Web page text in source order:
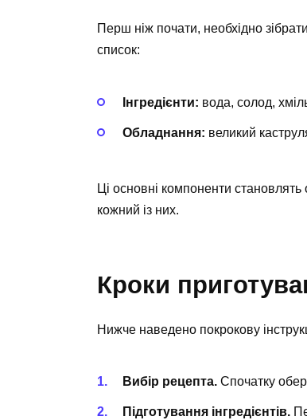
Перш ніж почати, необхідно
список:
Інгредієнти: вода, солод,
Обладнання: великий
Ці основні компоненти
кожний із них.
Кроки
Нижче наведено покрокову
Вибір рецепта. Спочатку
Підготування інгредієнтів.